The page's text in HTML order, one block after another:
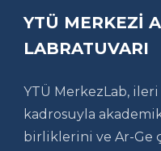
YTÜ MERKEZİ
LABRATUVARI
YTÜ MerkezLab, ileri
kadrosuyla
birliklerini ve Ar-Ge